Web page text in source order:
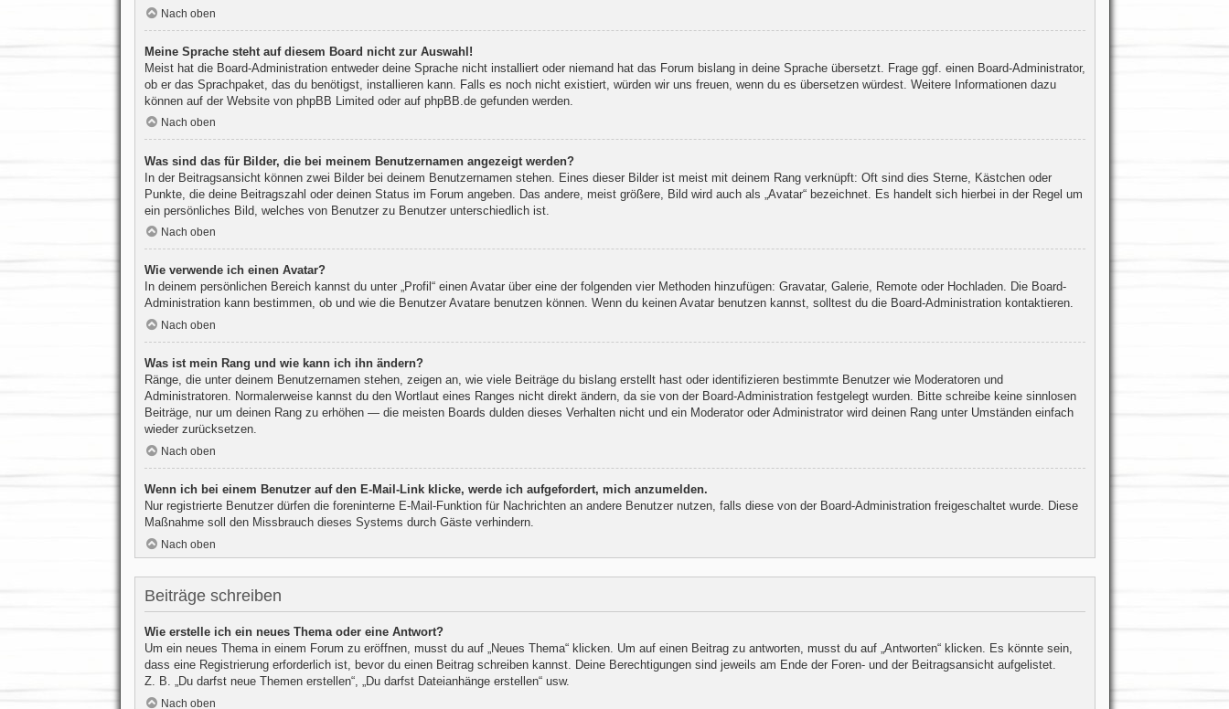
Nach oben
Meine Sprache steht auf diesem Board nicht zur Auswahl!
Meist hat die Board-Administration entweder deine Sprache nicht installiert oder niemand hat das Forum bislang in deine Sprache übersetzt. Frage ggf. einen Board-Administrator,
ob er das Sprachpaket, das du benötigst, installieren kann. Falls es noch nicht existiert, würden wir uns freuen, wenn du es übersetzen würdest. Weitere Informationen dazu
können auf der Website von phpBB Limited oder auf phpBB.degefunden werden.
Nach oben
Was sind das für Bilder, die bei meinem Benutzernamen angezeigt werden?
In der Beitragsansicht können zwei Bilder bei deinem Benutzernamen stehen. Eines dieser Bilder ist meist mit deinem Rang verknüpft: Oft sind dies Sterne, Kästchen oder
Punkte, die deine Beitragszahl oder deinen Status im Forum angeben. Das andere, meist größere, Bild wird auch als „Avatar“ bezeichnet. Es handelt sich hierbei in der Regel um
ein persönliches Bild, welches von Benutzer zu Benutzer unterschiedlich ist.
Nach oben
Wie verwende ich einen Avatar?
In deinem persönlichen Bereich kannst du unter „Profil“ einen Avatar über eine der folgenden vier Methoden hinzufügen: Gravatar, Galerie, Remote oder Hochladen. Die Board-
Administration kann bestimmen, ob und wie die Benutzer Avatare benutzen können. Wenn du keinen Avatar benutzen kannst, solltest du die Board-Administration kontaktieren.
Nach oben
Was ist mein Rang und wie kann ich ihn ändern?
Ränge, die unter deinem Benutzernamen stehen, zeigen an, wie viele Beiträge du bislang erstellt hast oder identifizieren bestimmte Benutzer wie Moderatoren und
Administratoren. Normalerweise kannst du den Wortlaut eines Ranges nicht direkt ändern, da sie von der Board-Administration festgelegt wurden. Bitte schreibe keine sinnlosen
Beiträge, nur um deinen Rang zu erhöhen — die meisten Boards dulden dieses Verhalten nicht und ein Moderator oder Administrator wird deinen Rang unter Umständen einfach
wieder zurücksetzen.
Nach oben
Wenn ich bei einem Benutzer auf den E-Mail-Link klicke, werde ich aufgefordert, mich anzumelden.
Nur registrierte Benutzer dürfen die foreninterne E-Mail-Funktion für Nachrichten an andere Benutzer nutzen, falls diese von der Board-Administration freigeschaltet wurde. Diese
Maßnahme soll den Missbrauch dieses Systems durch Gäste verhindern.
Nach oben
Beiträge schreiben
Wie erstelle ich ein neues Thema oder eine Antwort?
Um ein neues Thema in einem Forum zu eröffnen, musst du auf „Neues Thema“ klicken. Um auf einen Beitrag zu antworten, musst du auf „Antworten“ klicken. Es könnte sein,
dass eine Registrierung erforderlich ist, bevor du einen Beitrag schreiben kannst. Deine Berechtigungen sind jeweils am Ende der Foren- und der Beitragsansicht aufgelistet.
Z. B. „Du darfst neue Themen erstellen“, „Du darfst Dateianhänge erstellen“ usw.
Nach oben